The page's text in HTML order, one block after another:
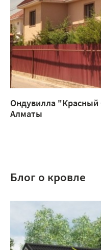
Ондувилла "Красный
Алматы
Блог о кровле